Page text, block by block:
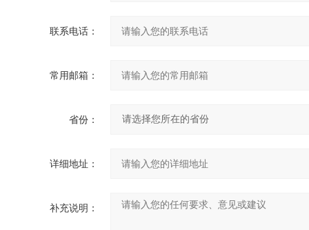
联系电话：
常用邮箱：
省份：
详细地址：
补充说明：